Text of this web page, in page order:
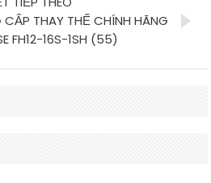
THAY THẾ CHÍNH HÃNG
FH12-16S-1SH (55)